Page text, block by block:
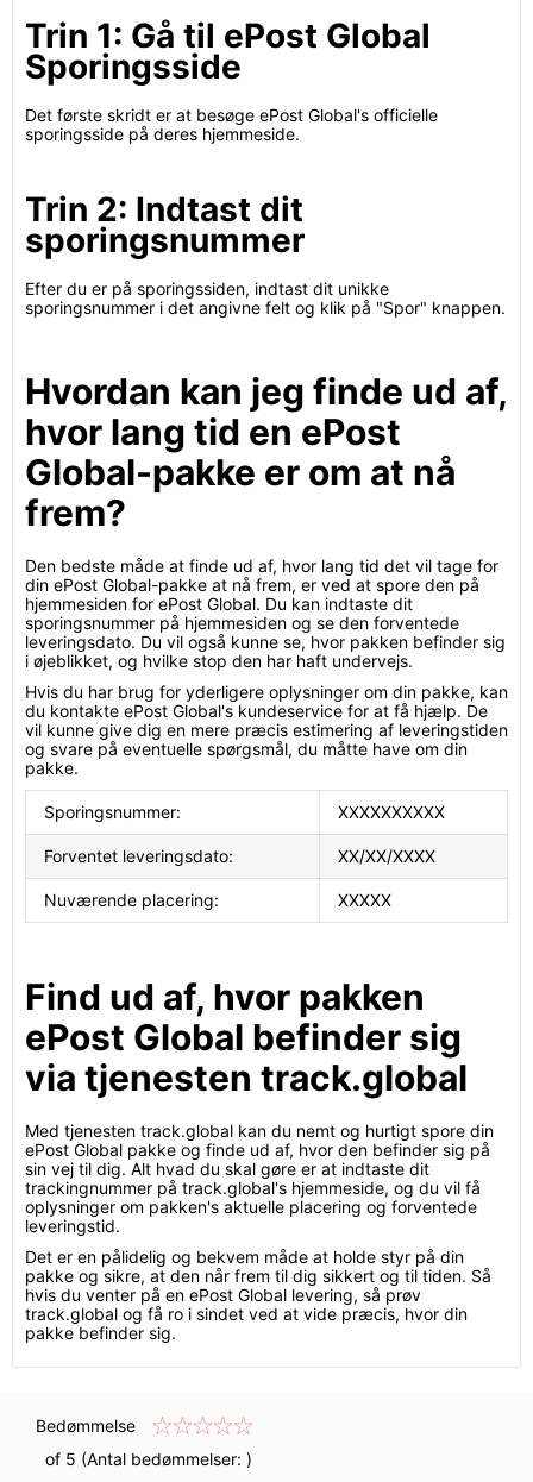
Trin 1: Gå til ePost Global
Sporingsside
Det første skridt er at besøge ePost Global's officielle
sporingsside på deres hjemmeside.
Trin 2: Indtast dit
sporingsnummer
Efter du er på sporingssiden, indtast dit unikke
sporingsnummer i det angivne felt og klik på "Spor" knappen.
Hvordan kan jeg finde ud af,
hvor lang tid en ePost
Global-pakke er om at nå
frem?
Den bedste måde at finde ud af, hvor lang tid det vil tage for
din ePost Global-pakke at nå frem, er ved at spore den på
hjemmesiden for ePost Global. Du kan indtaste dit
sporingsnummer på hjemmesiden og se den forventede
leveringsdato. Du vil også kunne se, hvor pakken befinder sig
i øjeblikket, og hvilke stop den har haft undervejs.
Hvis du har brug for yderligere oplysninger om din pakke, kan
du kontakte ePost Global's kundeservice for at få hjælp. De
vil kunne give dig en mere præcis estimering af leveringstiden
og svare på eventuelle spørgsmål, du måtte have om din
pakke.
Sporingsnummer: XXXXXXXXXX
Forventet leveringsdato: XX/XX/XXXX
Nuværende placering: XXXXX
Find ud af, hvor pakken
ePost Global befinder sig
via tjenesten track.global
Med tjenesten track.global kan du nemt og hurtigt spore din
ePost Global pakke og finde ud af, hvor den befinder sig på
sin vej til dig. Alt hvad du skal gøre er at indtaste dit
trackingnummer på track.global's hjemmeside, og du vil få
oplysninger om pakken's aktuelle placering og forventede
leveringstid.
Det er en pålidelig og bekvem måde at holde styr på din
pakke og sikre, at den når frem til dig sikkert og til tiden. Så
hvis du venter på en ePost Global levering, så prøv
track.global og få ro i sindet ved at vide præcis, hvor din
pakke befinder sig.
Bedømmelse
of 5 (Antal bedømmelser: )